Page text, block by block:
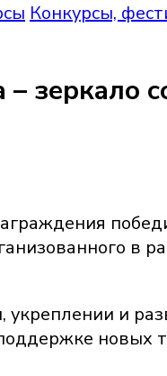
Конкурсы,
зеркало
в
и
новых